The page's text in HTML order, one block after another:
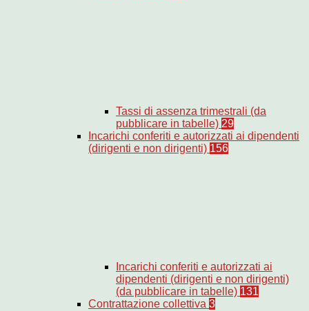
Tassi di assenza trimestrali (da
pubblicare in tabelle) 29
Incarichi conferiti e autorizzati ai dipendenti
(dirigenti e non dirigenti) 156
Incarichi conferiti e autorizzati ai
dipendenti (dirigenti e non dirigenti)
(da pubblicare in tabelle) 131
Contrattazione collettiva 3